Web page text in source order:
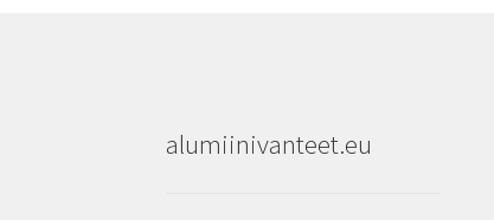
alumiinivanteet.eu